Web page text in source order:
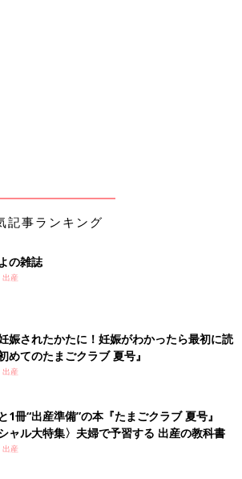
妊娠後期（8カ月～10カ月）まで」。
健診に行き、今晩産まれるかもと言われ、
いた人たちの多くは、自分が運転しないと
けない状況だったのがわかります。
れ以降は控えました」
、やはりドクターストップがかかるまで
を得なかったということですよね。
きないとき、誰に頼んでた？
％）
35.6％）
記事ランキング
の雑誌
出産
娠されたかたに！妊娠がわかったら最初に読
めてのたまごクラブ 夏号』
出産
1冊“出産準備”の本『たまごクラブ 夏号』
シャル大特集〉夫婦で予習する 出産の教科書
出産